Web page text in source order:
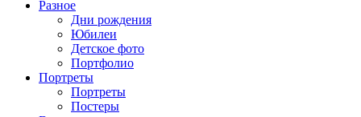
Разное
Дни рождения
Юбилеи
Детское фото
Портфолио
Портреты
Портреты
Постеры